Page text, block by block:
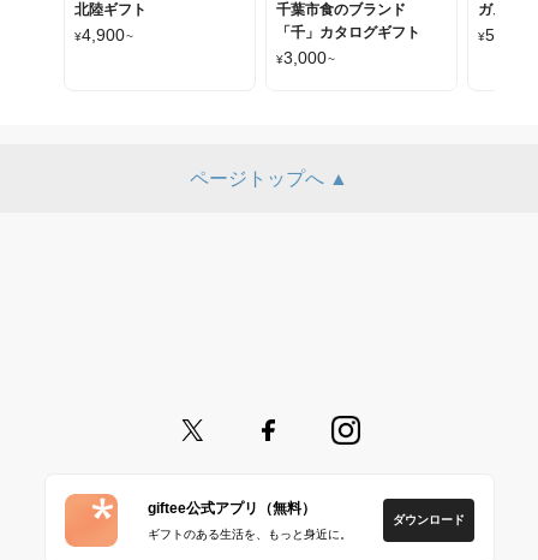
北陸ギフト
¥4,900~
千葉市食のブランド
「千」カタログギフト
¥3,000~
ガスト
¥50,000
ページトップへ ▲
giftee公式アプリ（無料）
ギフトのある生活を、もっと身近に。
ダウンロード